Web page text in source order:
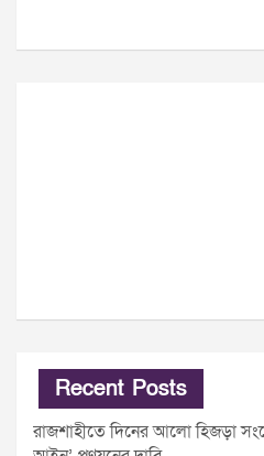
Recent Posts
রাজশাহীতে দিনের আলো হিজড়া